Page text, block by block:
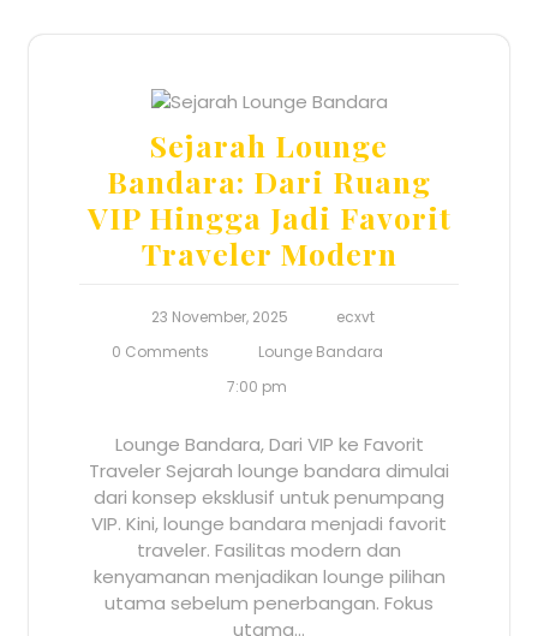
Sejarah Lounge
Bandara: Dari Ruang
VIP Hingga Jadi Favorit
Traveler Modern
23 November, 2025
ecxvt
0 Comments
Lounge Bandara
7:00 pm
Lounge Bandara, Dari VIP ke Favorit
Traveler Sejarah lounge bandara dimulai
dari konsep eksklusif untuk penumpang
VIP. Kini, lounge bandara menjadi favorit
traveler. Fasilitas modern dan
kenyamanan menjadikan lounge pilihan
utama sebelum penerbangan. Fokus
utama…